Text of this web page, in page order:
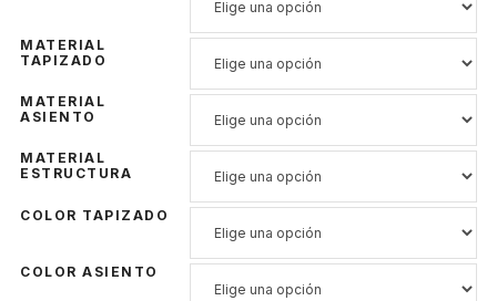
MATERIAL
TAPIZADO
MATERIAL
ASIENTO
MATERIAL
ESTRUCTURA
COLOR TAPIZADO
COLOR ASIENTO